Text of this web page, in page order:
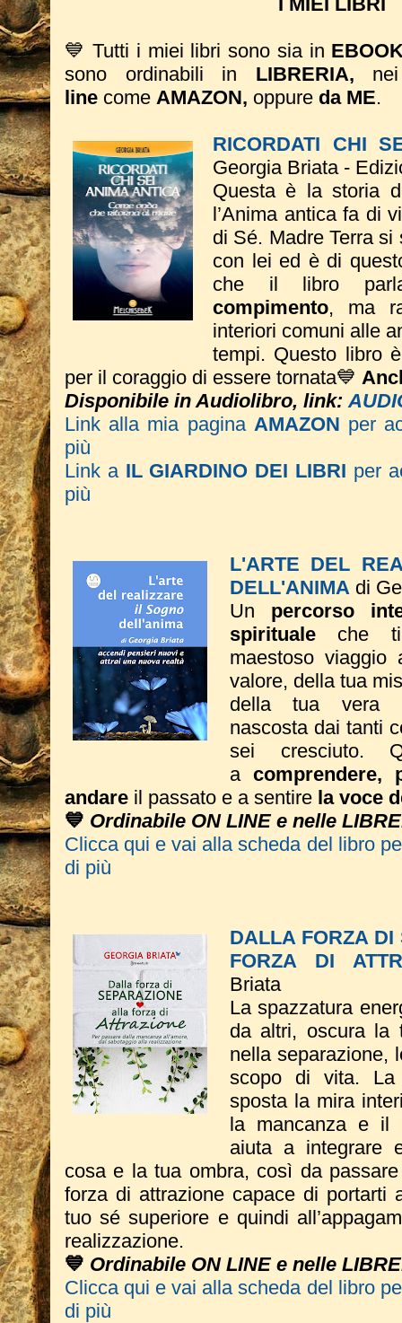
💙 Tutti i miei libri sono sia in
sono ordinabili in LIBRERIA,
line come AMAZON, oppure da ME.
RICORDATI CHI
Georgia Briata -
Questa è la storia
l’Anima antica fa di
di Sé. Madre Terra
con lei ed è di
che il libro
compimento, ma
interiori comuni alle
tempi. Questo libro
per il coraggio di essere tornata💙
Disponibile in Audiolibro, link:
Link alla mia pagina AMAZON per
più
Link a IL GIARDINO DEI LIBRI per
più
L'ARTE DEL
DELL'ANIMA di
Un percorso
spirituale che ti
maestoso viaggio
valore, della tua
della tua vera
nascosta dai tanti
sei cresciuto.
acomprendere,
andare il passato e a sentire la voce
💙 Ordinabile ON LINE e nelle
Clicca qui e vai alla scheda del libro
di più
DALLA FORZA
FORZA DI
Briata
La spazzatura
da altri, oscura la
nella separazione,
scopo di vita. La
sposta la mira
la mancanza e il
aiuta a integrare
cosa e la tua ombra, così da
forza di attrazione capace di portarti
tuo sé superiore e quindi
realizzazione.
💙 Ordinabile ON LINE e nelle
Clicca qui e vai alla scheda del libro
di più